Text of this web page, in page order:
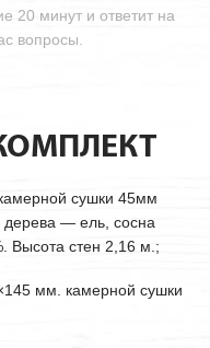
20 минут и ответит на
вопросы.
сушки 45мм
— ель, сосна
Высота стен 2,16 м.;
мм. камерной сушки